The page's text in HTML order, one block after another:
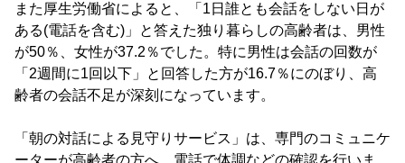
また厚生労働省によると、「1日誰とも会話をしない日が
ある(電話を含む)」と答えた独り暮らしの高齢者は、男性
が50％、女性が37.2％でした。特に男性は会話の回数が
「2週間に1回以下」と回答した方が16.7％にのぼり、高
齢者の会話不足が深刻になっています。
「朝の対話による見守りサービス」は、専門のコミュニケ
ーターが高齢者の方へ、電話で体調などの確認を行いま